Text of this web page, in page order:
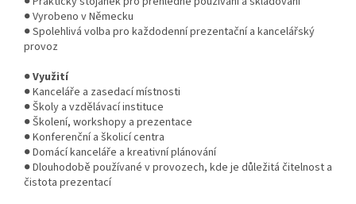
● Vyrobeno v Německu
● Spolehlivá volba pro každodenní prezentační a kancelářský
provoz
●Využití
● Kanceláře a zasedací místnosti
● Školy a vzdělávací instituce
● Školení, workshopy a prezentace
● Konferenční a školicí centra
● Domácí kanceláře a kreativní plánování
● Dlouhodobě používané v provozech, kde je důležitá čitelnost a
čistota prezentací